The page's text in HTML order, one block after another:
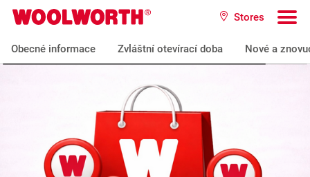
Přeskočit na hlavní obsah
Woolworth GmbH Stores
Obecné informace Zvláštní otevírací doba Nové a